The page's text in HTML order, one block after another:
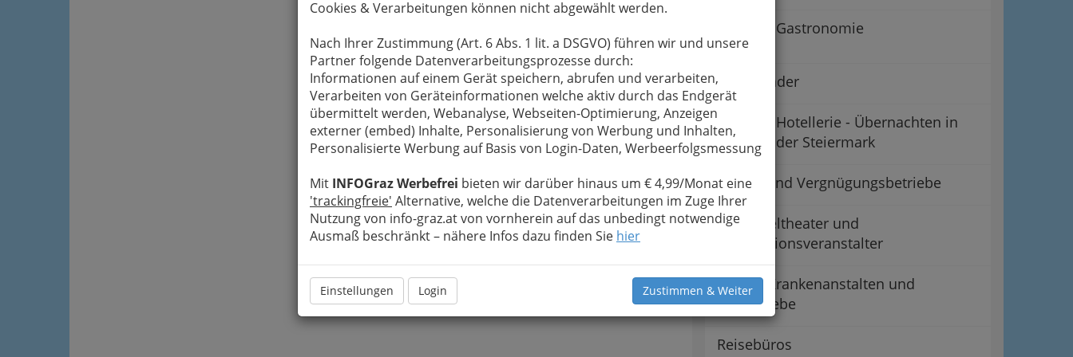
Cookies & Verarbeitungen können nicht abgewählt werden.
Nach Ihrer Zustimmung (Art. 6 Abs. 1 lit. a DSGVO) führen wir und unsere
Partner folgende Datenverarbeitungsprozesse durch:
Informationen auf einem Gerät speichern, abrufen und verarbeiten,
Verarbeiten von Geräteinformationen welche aktiv durch das Endgerät
übermittelt werden, Webanalyse, Webseiten-Optimierung, Anzeigen
externer (embed) Inhalte, Personalisierung von Werbung und Inhalten,
Personalisierte Werbung auf Basis von Login-Daten, Werbeerfolgsmessung
Mit INFOGraz Werbefrei bieten wir darüber hinaus um € 4,99/Monat eine
'trackingfreie' Alternative, welche die Datenverarbeitungen im Zuge Ihrer
Nutzung von info-graz.at von vornherein auf das unbedingt notwendige
Ausmaß beschränkt – nähere Infos dazu finden Sie hier
Einstellungen Login Zustimmen & Weiter
Gastronomie
Hallenbäder
Hotellerie - Übernachten in
der Steiermark
Kultur- und Vergnügungsbetriebe
Lichtspieltheater und
Audiovisionsveranstalter
Private Krankenanstalten und
Kurbetriebe
Reisebüros